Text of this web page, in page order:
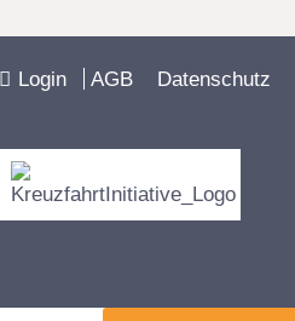
Login AGB Datenschutz